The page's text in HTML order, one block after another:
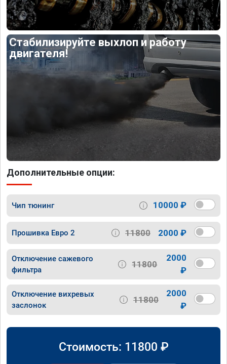
Стабилизируйте выхлоп и работу
двигателя!
Дополнительные опции:
Чип тюнинг 10000 ₽
Прошивка Евро 2 11800 2000 ₽
Отключение сажевого
фильтра
11800
2000
₽
Отключение вихревых
заслонок
11800
2000
₽
Стоимость: 11800 ₽